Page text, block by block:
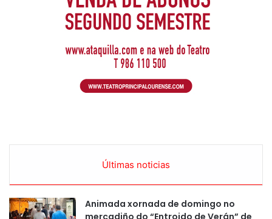
Últimas noticias
Animada xornada de domingo no
mercadiño do “Entroido de Verán” de